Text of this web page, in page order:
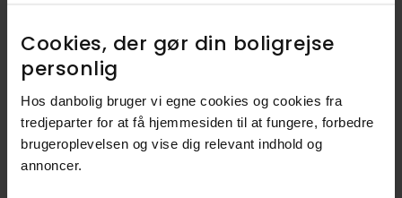
Cookies, der gør din boligrejse
personlig​
Hos danbolig bruger vi egne cookies og cookies fra
tredjeparter for at få hjemmesiden til at fungere, forbedre
brugeroplevelsen og vise dig relevant indhold og
annoncer.​
Villa